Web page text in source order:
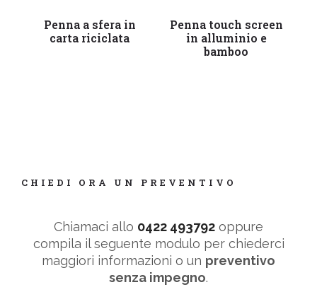
Leggi tutto
Penna a sfera in
carta riciclata
Leggi tutto
Penna touch screen
in alluminio e
bamboo
CHIEDI ORA UN PREVENTIVO
Chiamaci allo 0422 493792 oppure
compila il seguente modulo per chiederci
maggiori informazioni o un preventivo
senza impegno.